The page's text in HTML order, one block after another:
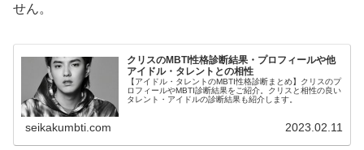
せん。
クリスのMBTI性格診断結果・プロフィールや他
アイドル・タレントとの相性
【アイドル・タレントのMBTI性格診断まとめ】クリスのプ
ロフィールやMBTI診断結果をご紹介。クリスと相性の良い
タレント・アイドルの診断結果も紹介します。
seikakumbti.com 2023.02.11